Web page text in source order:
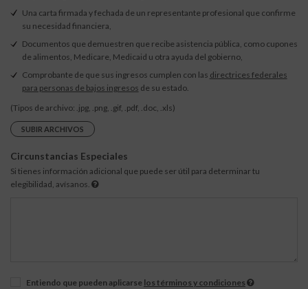
Una carta firmada y fechada de un representante profesional que confirme
su necesidad financiera,
Documentos que demuestren que recibe asistencia pública, como cupones
de alimentos, Medicare, Medicaid u otra ayuda del gobierno,
Comprobante de que sus ingresos cumplen con las directrices federales
para personas de bajos ingresos de su estado.
(Tipos de archivo: .jpg, .png, .gif, .pdf, .doc, .xls)
SUBIR ARCHIVOS
Circunstancias Especiales
Si tienes información adicional que puede ser útil para determinar tu
elegibilidad, avísanos.
Entiendo que pueden aplicarse los términos y condiciones